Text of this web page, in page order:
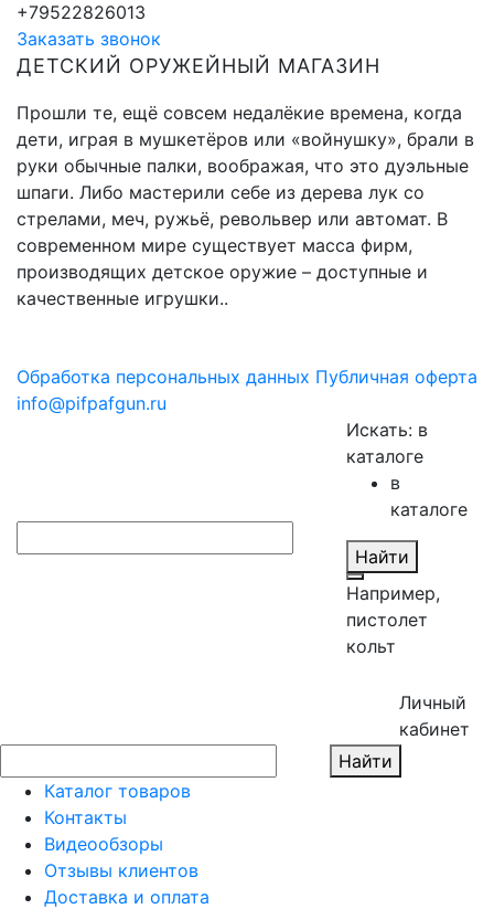
+79522826013
Заказать звонок
ДЕТСКИЙ ОРУЖЕЙНЫЙ МАГАЗИН
Прошли те, ещё совсем недалёкие времена, когда
дети, играя в мушкетёров или «войнушку», брали в
руки обычные палки, воображая, что это дуэльные
шпаги. Либо мастерили себе из дерева лук со
стрелами, меч, ружьё, револьвер или автомат. В
современном мире существует масса фирм,
производящих детское оружие – доступные и
качественные игрушки..
Обработка персональных данных Публичная оферта
info@pifpafgun.ru
Искать: в
каталоге
в
каталоге
Найти
Например,
пистолет
кольт
Личный
кабинет
Найти
Каталог товаров
Контакты
Видеообзоры
Отзывы клиентов
Доставка и оплата